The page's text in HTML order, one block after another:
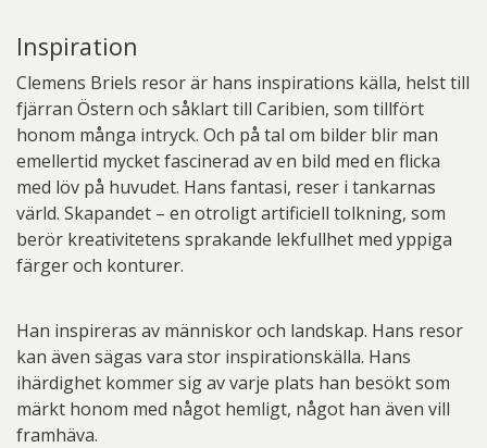
Inspiration
Clemens Briels resor är hans inspirations källa, helst till
fjärran Östern och såklart till Caribien, som tillfört
honom många intryck. Och på tal om bilder blir man
emellertid mycket fascinerad av en bild med en flicka
med löv på huvudet. Hans fantasi, reser i tankarnas
värld. Skapandet – en otroligt artificiell tolkning, som
berör kreativitetens sprakande lekfullhet med yppiga
färger och konturer.
Han inspireras av människor och landskap. Hans resor
kan även sägas vara stor inspirationskälla. Hans
ihärdighet kommer sig av varje plats han besökt som
märkt honom med något hemligt, något han även vill
framhäva.